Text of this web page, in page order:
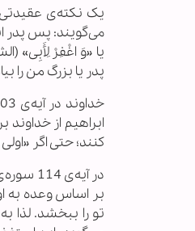
یک نکته‌ی
پدر یا بزرگ من را
ابراهیم از
کنند؛ حتی اگر
در
بر اساس وعده‌ به
تو را ببخشد. لذا